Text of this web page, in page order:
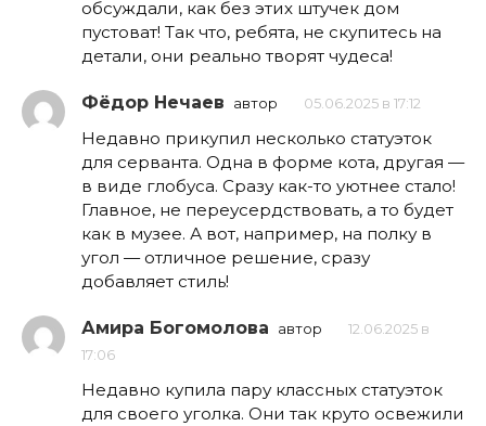
обсуждали, как без этих штучек дом
пустоват! Так что, ребята, не скупитесь на
детали, они реально творят чудеса!
Фёдор Нечаев автор 05.06.2025 в 17:12
Недавно прикупил несколько статуэток
для серванта. Одна в форме кота, другая —
в виде глобуса. Сразу как-то уютнее стало!
Главное, не переусердствовать, а то будет
как в музее. А вот, например, на полку в
угол — отличное решение, сразу
добавляет стиль!
Амира Богомолова автор
12.06.2025 в
17:06
Недавно купила пару классных статуэток
для своего уголка. Они так круто освежили